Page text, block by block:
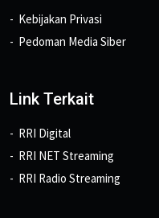
Kebijakan Privasi
Pedoman Media Siber
Link Terkait
RRI Digital
RRI NET Streaming
RRI Radio Streaming